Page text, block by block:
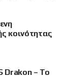
κοινότητας
Drakon – Το